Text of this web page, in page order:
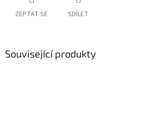
ZEPTAT SE SDÍLET
Související produkty